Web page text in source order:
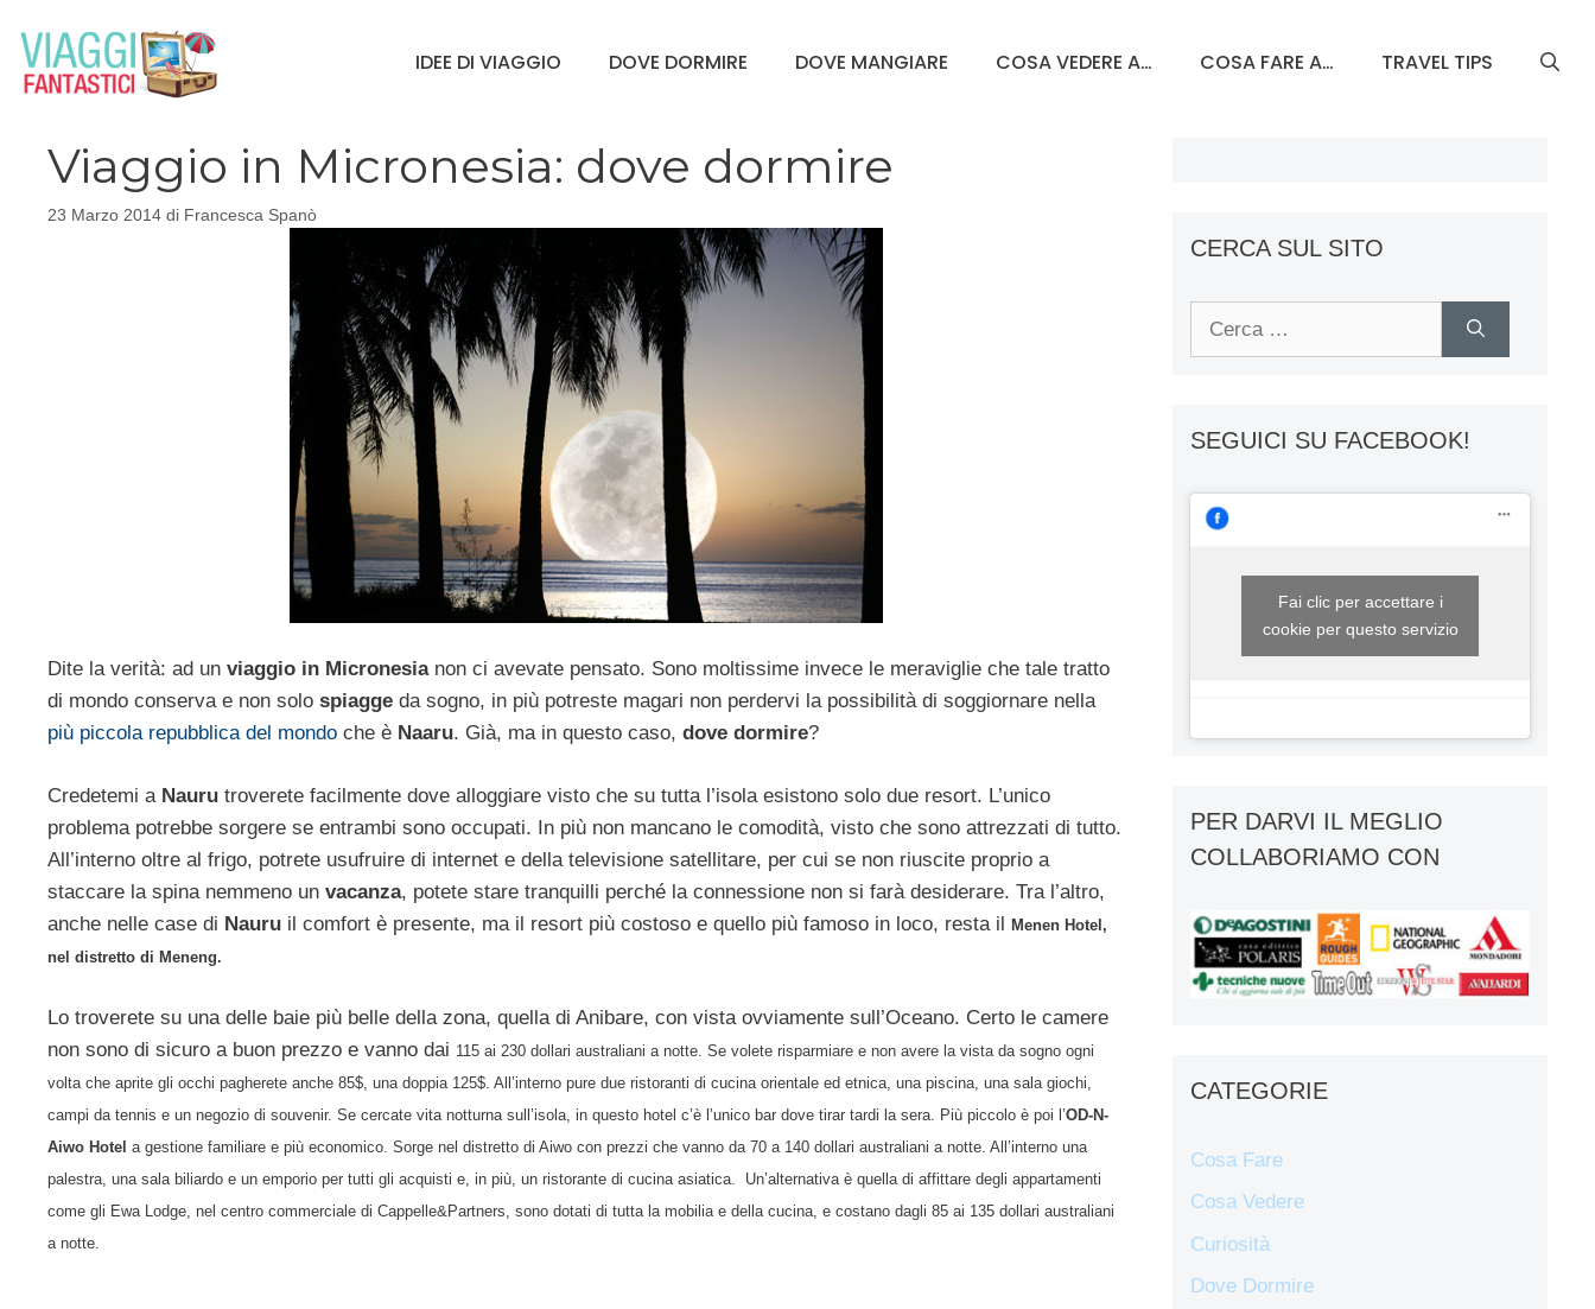
contenuto
IDEE DI VIAGGIO DOVE DORMIRE DOVE MANGIARE COSA VEDERE A… COSA FARE A… TRAVEL TIPS
Viaggio in Micronesia: dove dormire
23 Marzo 2014 di Francesca Spanò
Dite la verità: ad un viaggio in Micronesianon ci avevate pensato. Sono moltissime invece le meraviglie che tale tratto
di mondo conserva e non solo spiagge da sogno, in più potreste magari non perdervi la possibilità di soggiornare nella
più piccola repubblica del mondo che è Naaru. Già, ma in questo caso, dove dormire?
Credetemi a Nauru troverete facilmente dove alloggiare visto che su tutta l’isola esistono solo due resort. L’unico
problema potrebbe sorgere se entrambi sono occupati. In più non mancano le comodità, visto che sono attrezzati di tutto.
All’interno oltre al frigo, potrete usufruire di internet e della televisione satellitare, per cui se non riuscite proprio a
staccare la spina nemmeno un vacanza, potete stare tranquilli perché la connessione non si farà desiderare. Tra l’altro,
anche nelle case di Nauru il comfort è presente, ma il resort più costoso e quello più famoso in loco, resta il Menen Hotel,
nel distretto di Meneng.
Lo troverete su una delle baie più belle della zona, quella di Anibare, con vista ovviamente sull’Oceano. Certo le camere
non sono di sicuro a buon prezzo e vanno dai 115 ai 230 dollari australiani a notte. Se volete risparmiare e non avere la vista da sogno ogni
volta che aprite gli occhi pagherete anche 85$, una doppia 125$. All’interno pure due ristoranti di cucina orientale ed etnica, una piscina, una sala giochi,
campi da tennis e un negozio di souvenir. Se cercate vita notturna sull’isola, in questo hotel c’è l’unico bar dove tirar tardi la sera. Più piccolo è poi l’OD-N-
Aiwo Hotel a gestione familiare e più economico. Sorge nel distretto di Aiwo con prezzi che vanno da 70 a 140 dollari australiani a notte. All’interno una
palestra, una sala biliardo e un emporio per tutti gli acquisti e, in più, un ristorante di cucina asiatica. Un’alternativa è quella di affittare degli appartamenti
come gli Ewa Lodge, nel centro commerciale di Cappelle&Partners, sono dotati di tutta la mobilia e della cucina, e costano dagli 85 ai 135 dollari australiani
a notte.
CERCA SUL SITO
SEGUICI SU FACEBOOK!
Fai clic per accettare i
cookie per questo servizio
PER DARVI IL MEGLIO
COLLABORIAMO CON
CATEGORIE
Cosa Fare
Cosa Vedere
Curiosità
Dove Dormire